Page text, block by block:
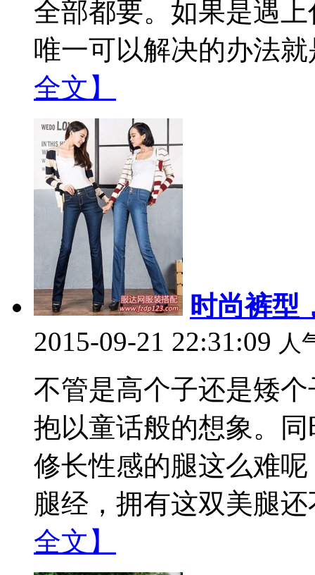
全部都要。如果是遇
唯一可以解决的办法
全文】
时尚裤型
2015-09-21 22:31:09 人
不管是高个子还是矮
抱以童话般的想象。
修长性感的腿这么难
腿经，拥有这双美腿
全文】